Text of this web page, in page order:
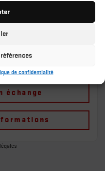
de confidentialité
échange